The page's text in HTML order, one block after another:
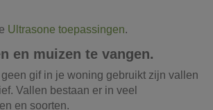
Ultrasone toepassingen.
en muizen te vangen.
gif in je woning gebruikt zijn vallen
Vallen bestaan er in veel
en soorten.